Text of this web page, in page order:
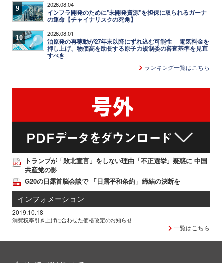
9 2026.08.04
インフラ開発のために"未開発資源"を担保に取られるガーナ
の運命【チャイナリスクの死角】
10 2026.08.01
泊原発の再稼動が27年末以降にずれ込む可能性 ─ 電気料金を
押し上げ、物価高を助長する原子力規制委の審査基準を見直
すべき
ランキング一覧はこちら
トランプが「敗北宣言」をしない理由「不正選挙」疑惑に 中国
共産党の影
G20の日露首脳会談で 「日露平和条約」締結の決断を
インフォメーション
2019.10.18
消費税率引き上げに合わせた価格改定のお知らせ
一覧はこちら